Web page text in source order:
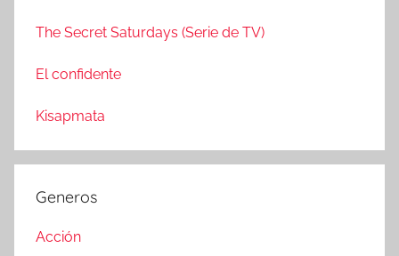
The Secret Saturdays (Serie de TV)
El confidente
Kisapmata
Generos
Acción